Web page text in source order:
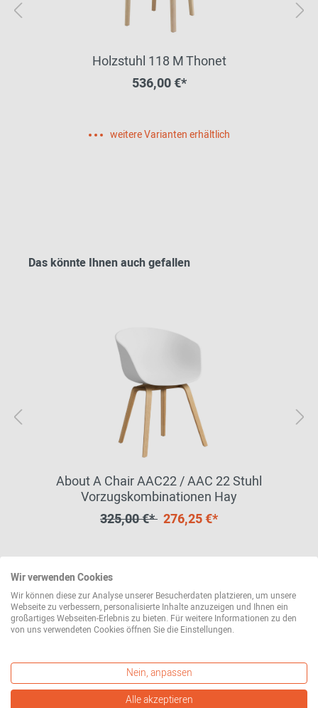
Holzstuhl 118 M Thonet
536,00 €*
weitere Varianten erhältlich
Das könnte Ihnen auch gefallen
About A Chair AAC22 / AAC 22 Stuhl
Vorzugskombinationen Hay
325,00 €* 276,25 €*
Wir verwenden Cookies
Wir können diese zur Analyse unserer Besucherdaten platzieren, um unsere
Webseite zu verbessern, personalisierte Inhalte anzuzeigen und Ihnen ein
großartiges Webseiten-Erlebnis zu bieten. Für weitere Informationen zu den
von uns verwendeten Cookies öffnen Sie die Einstellungen.
Nein, anpassen
Alle akzeptieren